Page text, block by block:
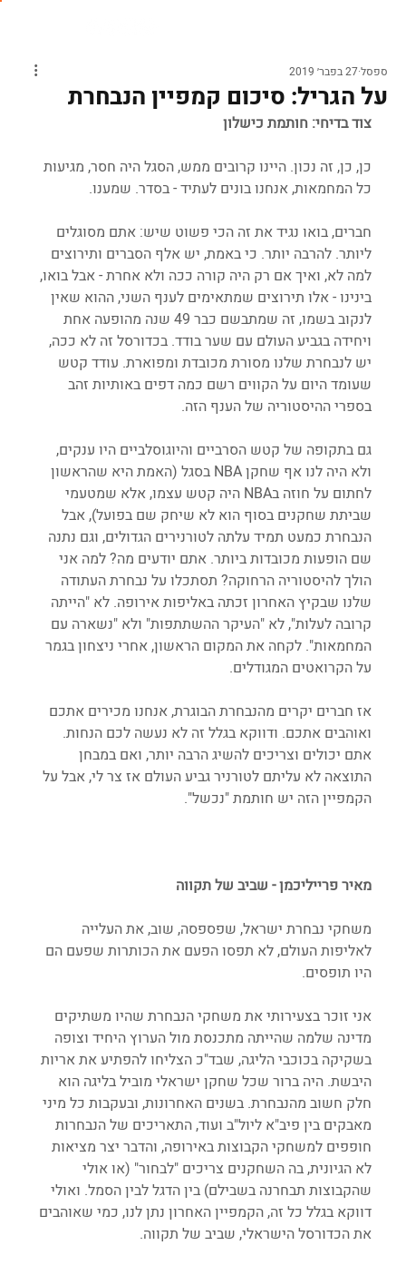
על הגריל: סיכום קמפיין הנבחרת
ספסל27 בפבר׳ 2019
צוד בדיחי: חותמת כישלון
כן, כן, זה נכון. היינו קרובים ממש, הסגל היה חסר, מגיעות
כל המחמאות, אנחנו בונים לעתיד - בסדר. שמענו.
חברים, בואו נגיד את זה הכי פשוט שיש: אתם מסוגלים
ליותר. להרבה יותר. כי באמת, יש אלף הסברים ותירוצים
למה לא, ואיך אם רק היה קורה ככה ולא אחרת - אבל בואו,
בינינו - אלו תירוצים שמתאימים לענף השני, ההוא שאין
לנקוב בשמו, זה שמתבשם כבר 49 שנה מהופעה אחת
ויחידה בגביע העולם עם שער בודד. בכדורסל זה לא ככה,
יש לנבחרת שלנו מסורת מכובדת ומפוארת. עודד קטש
שעומד היום על הקווים רשם כמה דפים באותיות זהב
בספרי ההיסטוריה של הענף הזה.
גם בתקופה של קטש הסרביים והיוגוסלביים היו ענקים,
ולא היה לנו אף שחקן NBA בסגל (האמת היא שהראשון
לחתום על חוזה בNBA היה קטש עצמו, אלא שמטעמי
שביתת שחקנים בסוף הוא לא שיחק שם בפועל), אבל
הנבחרת כמעט תמיד עלתה לטורנירים הגדולים, וגם נתנה
שם הופעות מכובדות ביותר. אתם יודעים מה? למה אני
הולך להיסטוריה הרחוקה? תסתכלו על נבחרת העתודה
שלנו שבקיץ האחרון זכתה באליפות אירופה. לא "הייתה
קרובה לעלות", לא "העיקר ההשתתפות" ולא "נשארה עם
המחמאות". לקחה את המקום הראשון, אחרי ניצחון בגמר
על הקרואטים המגודלים.
אז חברים יקרים מהנבחרת הבוגרת, אנחנו מכירים אתכם
ואוהבים אתכם. ודווקא בגלל זה לא נעשה לכם הנחות.
אתם יכולים וצריכים להשיג הרבה יותר, ואם במבחן
התוצאה לא עליתם לטורניר גביע העולם אז צר לי, אבל על
הקמפיין הזה יש חותמת "נכשל".
מאיר פרייליכמן - שביב של תקווה
משחקי נבחרת ישראל, שפספסה, שוב, את העלייה
לאליפות העולם, לא תפסו הפעם את הכותרות שפעם הם
היו תופסים.
אני זוכר בצעירותי את משחקי הנבחרת שהיו משתיקים
מדינה שלמה שהייתה מתכנסת מול הערוץ היחיד וצופה
בשקיקה בכוכבי הליגה, שבד"כ הצליחו להפתיע את אריות
היבשת. היה ברור שכל שחקן ישראלי מוביל בליגה הוא
חלק חשוב מהנבחרת. בשנים האחרונות, ובעקבות כל מיני
מאבקים בין פיב"א ליול"ב ועוד, התאריכים של הנבחרות
חופפים למשחקי הקבוצות באירופה, והדבר יצר מציאות
לא הגיונית, בה השחקנים צריכים "לבחור" (או אולי
שהקבוצות תבחרנה בשבילם) בין הדגל לבין הסמל. ואולי
דווקא בגלל כל זה, הקמפיין האחרון נתן לנו, כמי שאוהבים
את הכדורסל הישראלי, שביב של תקווה.